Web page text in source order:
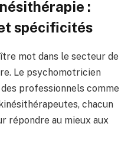
:
spécificités
mot dans le secteur de
Le psychomotricien
professionnels comme
chacun
répondre au mieux aux